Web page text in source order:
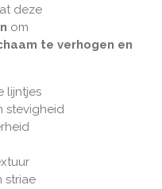
deze
om
te verhogen en
lijntjes
stevigheid
striae